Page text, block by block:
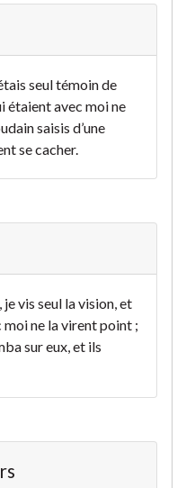
seul témoin de
étaient avec moi ne
saisis d’une
se cacher.
je vis seul la vision, et
moi ne la virent point ;
sur eux, et ils